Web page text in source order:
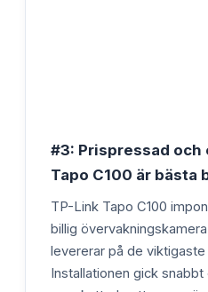
#3: Prispressad och
Tapo C100 är bästa
TP-Link Tapo C100
billig
levererar på de viktigaste
Installationen gick